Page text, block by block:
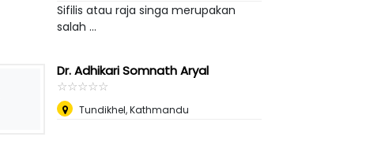
Sifilis atau raja singa merupakan
salah ...
Dr. Adhikari Somnath Aryal
☆☆☆☆☆
★★★★★
Tundikhel, Kathmandu